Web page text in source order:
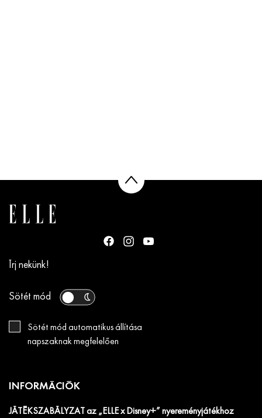
Írj nekünk!
Sötét mód
Sötét mód automatikus állítása
napszaknak megfelelően
INFORMÁCIÓK
JÁTÉKSZABÁLYZAT az „ELLE x Disney+” nyereményjátékhoz